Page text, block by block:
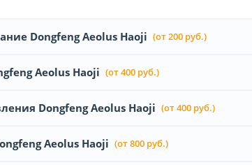
Dongfeng Aeolus Haoji (от 200 руб.)
Aeolus Haoji (от 400 руб.)
Dongfeng Aeolus Haoji (от 400 руб.)
Aeolus Haoji (от 800 руб.)